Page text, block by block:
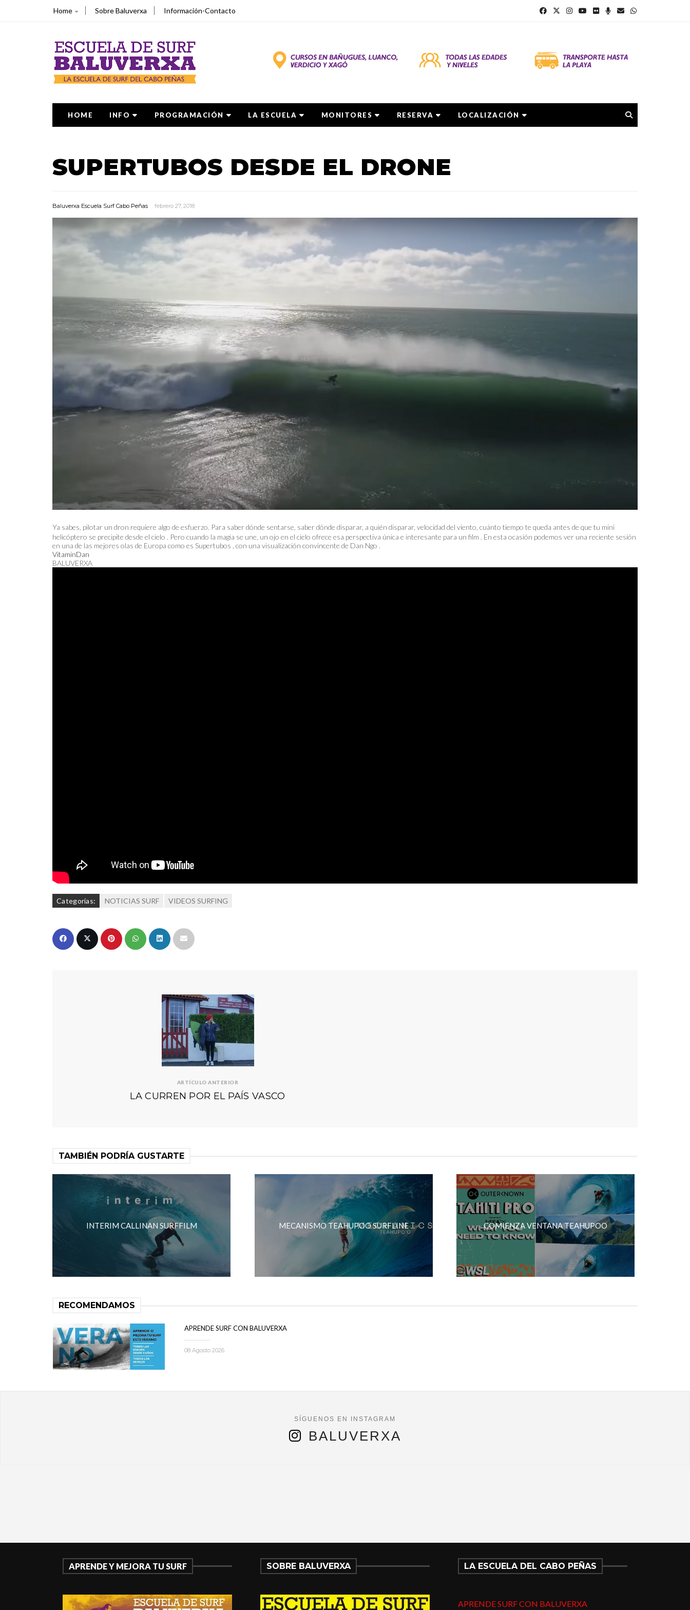
Home Sobre Baluverxa Información-Contacto
HOME INFO PROGRAMACIÓN LA ESCUELA MONITORES RESERVA LOCALIZACIÓN
SUPERTUBOS DESDE EL DRONE
Baluverxa Escuela Surf Cabo Peñas febrero 27, 2018
Ya sabes, pilotar un dron requiere algo de esfuerzo. Para saber dónde sentarse, saber dónde disparar, a quién disparar, velocidad del viento, cuánto tiempo te queda antes de que tu mini
helicóptero se precipite desde el cielo . Pero cuando la magia se une, un ojo en el cielo ofrece esa perspectiva única e interesante para un film . En esta ocasión podemos ver una reciente sesión
en una de las mejores olas de Europa como es Supertubos , con una visualización convincente de Dan Ngo .
VitaminDan
BALUVERXA
Categorías: NOTICIAS SURF VIDEOS SURFING
ARTÍCULO ANTERIOR
LA CURREN POR EL PAÍS VASCO
TAMBIÉN PODRÍA GUSTARTE
INTERIM CALLINAN SURFFILM MECANISMO TEAHUPOO SURFLINE COMIENZA VENTANA TEAHUPOO
RECOMENDAMOS
APRENDE SURF CON BALUVERXA
08 Agosto 2026
BALUVERXA
APRENDE Y MEJORA TU SURF SOBRE BALUVERXA LA ESCUELA DEL CABO PEÑAS
APRENDE SURF CON BALUVERXA